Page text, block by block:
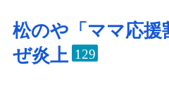
松のや「ママ応援
ぜ炎上 129